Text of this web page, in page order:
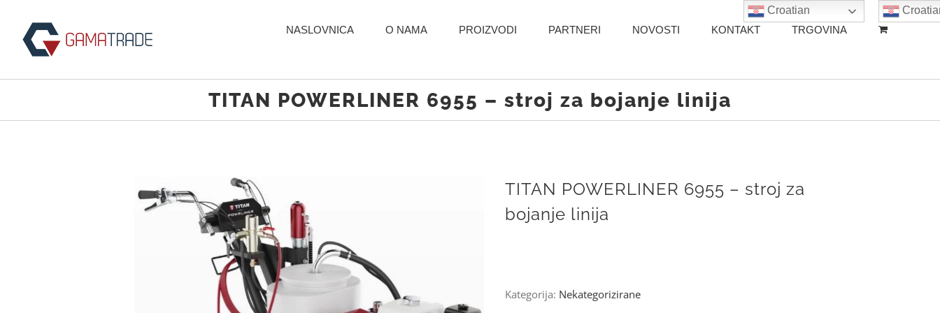
content
NASLOVNICA O NAMA PROIZVODI PARTNERI NOVOSTI KONTAKT TRGOVINA
TITAN POWERLINER 6955 – stroj za bojanje linija
TITAN POWERLINER 6955 – stroj za
bojanje linija
Kategorija: Nekategorizirane
Croatian